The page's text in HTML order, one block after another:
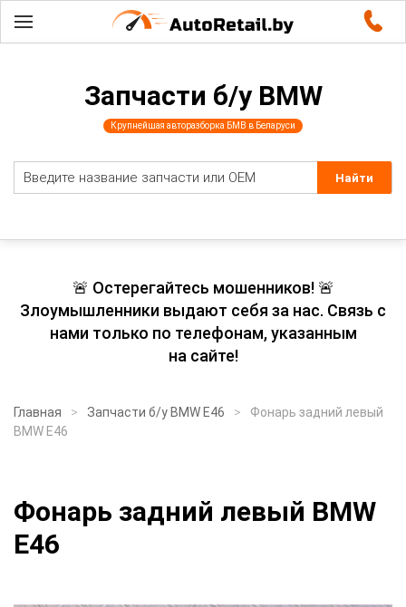
Запчасти б/у BMW
Крупнейшая авторазборка БМВ в Беларуси
🚨 Остерегайтесь мошенников! 🚨
Злоумышленники выдают себя за нас. Связь с
нами только по телефонам, указанным
на сайте!
Главная Запчасти б/у BMW E46
Фонарь задний левый
BMW E46
Фонарь задний левый BMW
E46